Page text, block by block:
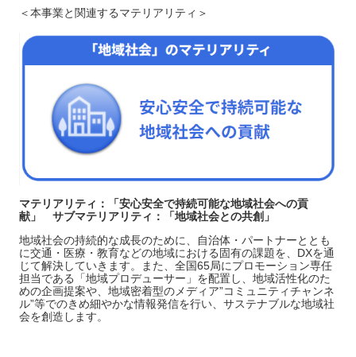
＜本事業と関連するマテリアリティ＞
マテリアリティ：「安心安全で持続可能な地域社会への貢
献 」 サブマテリアリティ：「地域社会との共創 」
地域社会の持続的な成長のために、自治体・パートナーととも
に交通・医療・教育などの地域における固有の課題を、DXを通
じて解決していきます。また、全国65局にプロモーション専任
担当である「地域プロデューサー」を配置し、地域活性化のた
めの企画提案や、地域密着型のメディア”コミュニティチャンネ
ル”等でのきめ細やかな情報発信を行い、サステナブルな地域社
会を創造します。